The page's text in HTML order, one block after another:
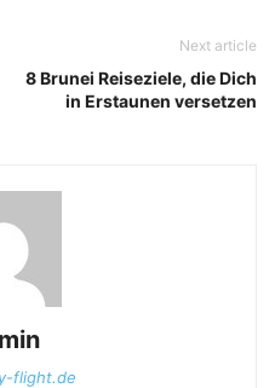
Next article
8 Brunei Reiseziele, die Dich
in Erstaunen versetzen
flight.de